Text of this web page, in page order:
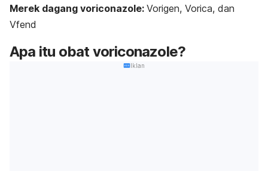
Merek dagang voriconazole: Vorigen, Vorica, dan
Vfend
Apa itu obatvoriconazole?
Iklan